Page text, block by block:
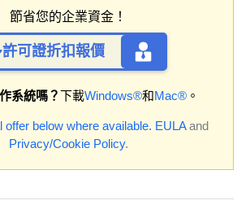
節省您的企業資金！
許可證折扣報價
系統嗎？下載Windows®和Mac®。
offer below where available. EULAand
Privacy/Cookie Policy.